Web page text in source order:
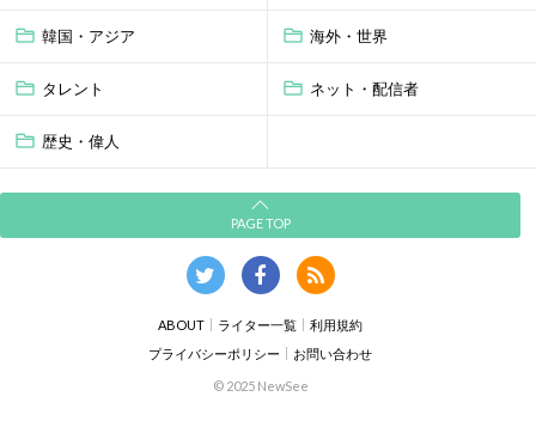
韓国・アジア 海外・世界
タレント ネット・配信者
歴史・偉人
PAGE TOP
ABOUT ライター一覧
利用規約
プライバシーポリシー
お問い合わせ
© 2025 NewSee